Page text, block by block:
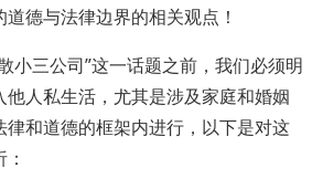
德与法律边界的相关观点！
小三公司”这一话题之前，我们必须明
人私生活，尤其是涉及家庭和婚姻
律和道德的框架内进行，以下是对这